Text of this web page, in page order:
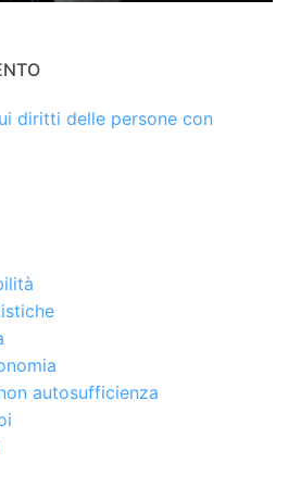
diritti delle persone con
autosufficienza